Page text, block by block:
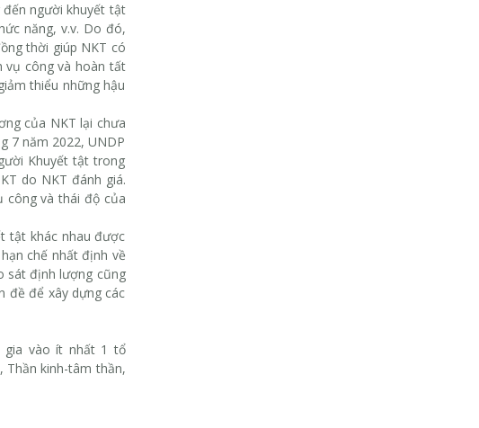
đến người khuyết tật
năng, v.v. Do đó,
thời giúp NKT có
vụ công và hoàn tất
thiểu những hậu
của NKT lại chưa
7 năm 2022, UNDP
Khuyết tật trong
do NKT đánh giá.
công và thái độ của
tật khác nhau được
chế nhất định về
sát định lượng cũng
đề để xây dựng các
gia vào ít nhất 1 tổ
Thần kinh-tâm thần,